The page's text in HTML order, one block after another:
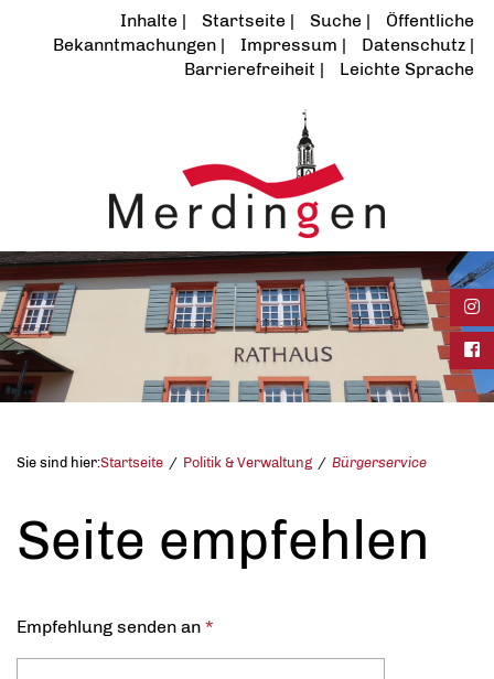
Inhalte Startseite Suche
Öffentliche
Bekanntmachungen
Impressum
Datenschutz
Barrierefreiheit
Leichte Sprache
Sie sind hier:Startseite Politik & Verwaltung Bürgerservice
Seite empfehlen
Empfehlung senden an *